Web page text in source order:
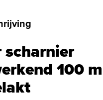
scharnier
100